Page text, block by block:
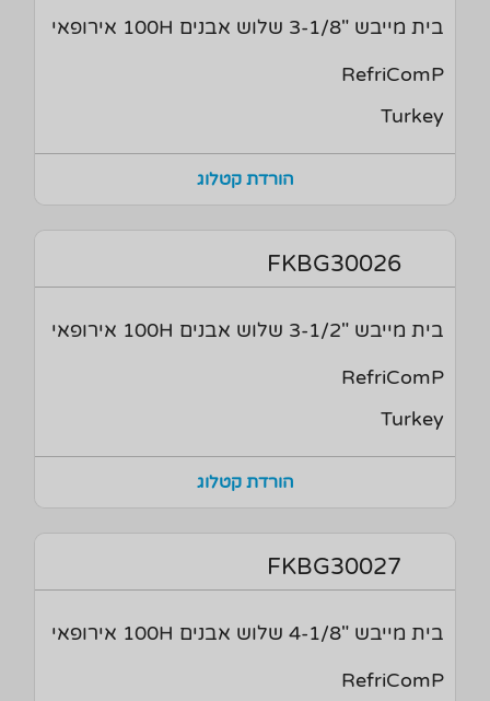
בית מייבש "3-1/8 שלוש אבנים 100H אירופאי
RefriComP
Turkey
הורדת קטלוג
FKBG30026
בית מייבש "3-1/2 שלוש אבנים 100H אירופאי
RefriComP
Turkey
הורדת קטלוג
FKBG30027
בית מייבש "4-1/8 שלוש אבנים 100H אירופאי
RefriComP